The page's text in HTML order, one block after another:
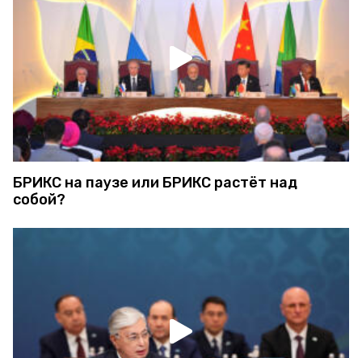
БРИКС на паузе или БРИКС растёт над
собой?